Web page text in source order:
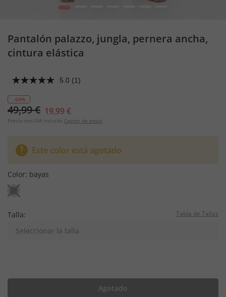
1
Pantalón palazzo, jungla, pernera ancha,
cintura elástica
5.0 (1)
- 60%
49,99 € 19,99 €
Precio con IVA incluido Costes de envío
Este color está agotado
Color: bayas
Talla: Tabla de Tallas
Seleccionar la talla
Agotado